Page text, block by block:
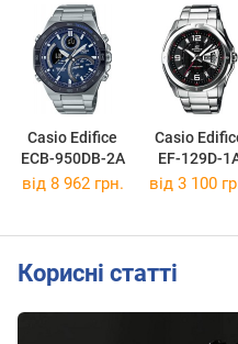
Casio Edifice
ECB-950DB-2A
Casio
EF-129D-
від 8 962 грн. від 3 100
Корисні статті